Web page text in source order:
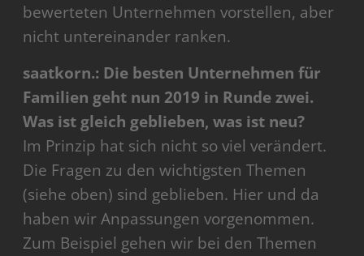
bewerteten Unternehmen vorstellen, aber
nicht untereinander ranken.
saatkorn.: Die besten Unternehmen für
Familien geht nun 2019 in Runde zwei.
Was ist gleich geblieben, was ist neu?
Im Prinzip hat sich nicht so viel verändert.
Die Fragen zu den wichtigsten Themen
(siehe oben) sind geblieben. Hier und da
haben wir Anpassungen vorgenommen.
Zum Beispiel gehen wir bei den Themen